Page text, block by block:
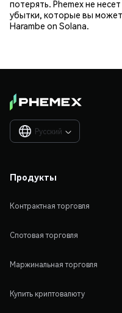
потерять. Phemex не
убытки, которые вы
Harambe on Solana.
Русский 
Продукты
Контрактная торговля
Спотовая торговля
Маржинальная торговля
Купить криптовалюту